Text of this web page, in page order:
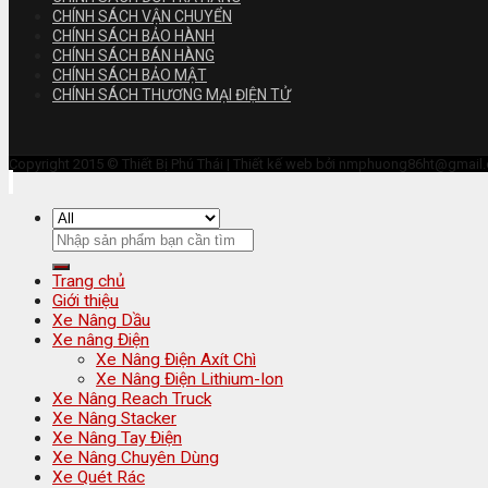
CHÍNH SÁCH VẬN CHUYỂN
CHÍNH SÁCH BẢO HÀNH
CHÍNH SÁCH BÁN HÀNG
CHÍNH SÁCH BẢO MẬT
CHÍNH SÁCH THƯƠNG MẠI ĐIỆN TỬ
Copyright 2015 © Thiết Bị Phú Thái | Thiết kế web bởi
Trang chủ
Giới thiệu
Xe Nâng Dầu
Xe nâng Điện
Xe Nâng Điện Axít Chì
Xe Nâng Điện Lithium-Ion
Xe Nâng Reach Truck
Xe Nâng Stacker
Xe Nâng Tay Điện
Xe Nâng Chuyên Dùng
Xe Quét Rác